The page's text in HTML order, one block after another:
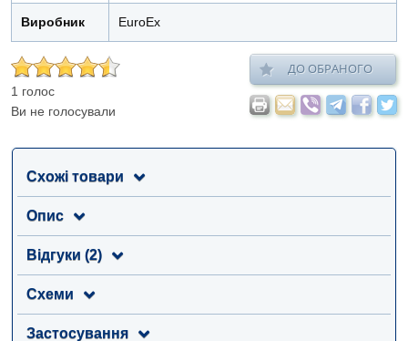
Виробник EuroEx
1 голос
Ви не голосували
ДО ОБРАНОГО
Схожі товари
Опис
Відгуки (2)
Схеми
Застосування